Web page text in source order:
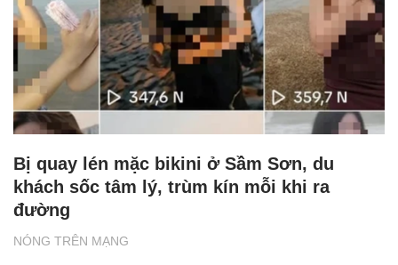
NÓNG TRÊN MẠNG
Bị quay lén mặc bikini ở Sầm Sơn, du
khách sốc tâm lý, trùm kín mỗi khi ra
đường